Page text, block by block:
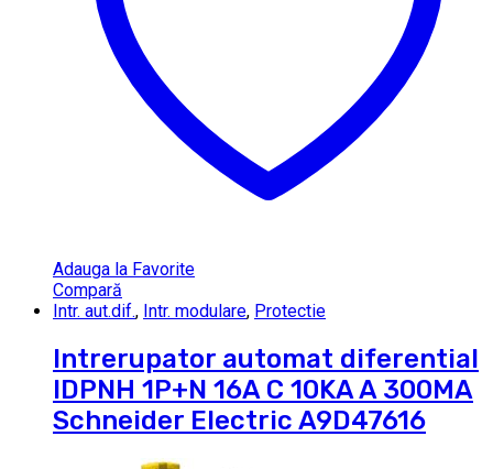
Adauga la Favorite
Compară
Intr. aut.dif., Intr. modulare, Protectie
Intrerupator automat diferential
IDPNH 1P+N 16A C 10KA A 300MA
Schneider Electric A9D47616